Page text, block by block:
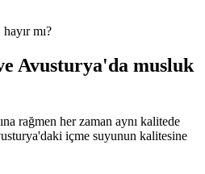
mı?
Avusturya'da musluk
rağmen her zaman aynı kalitede
içme suyunun kalitesine